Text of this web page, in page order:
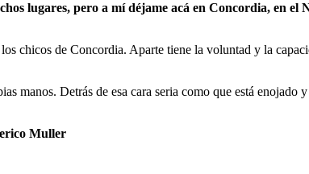
lugares, pero a mí déjame acá en Concordia, en el
chicos de Concordia. Aparte tiene la voluntad y la
manos. Detrás de esa cara seria como que está
Muller